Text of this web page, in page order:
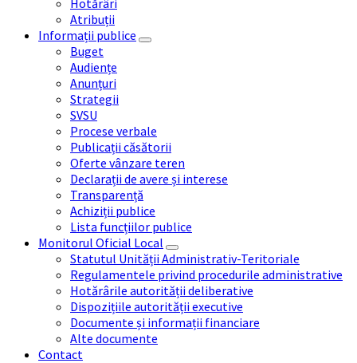
Hotărâri
Atribuții
Informații publice
Buget
Audiențe
Anunțuri
Strategii
SVSU
Procese verbale
Publicații căsătorii
Oferte vânzare teren
Declarații de avere și interese
Transparență
Achiziții publice
Lista funcțiilor publice
Monitorul Oficial Local
Statutul Unității Administrativ-Teritoriale
Regulamentele privind procedurile administrative
Hotărârile autorității deliberative
Dispozițiile autorității executive
Documente și informații financiare
Alte documente
Contact